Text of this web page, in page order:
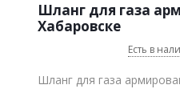
Шланг для газа
Хабаровске
Есть в
Шланг для газа